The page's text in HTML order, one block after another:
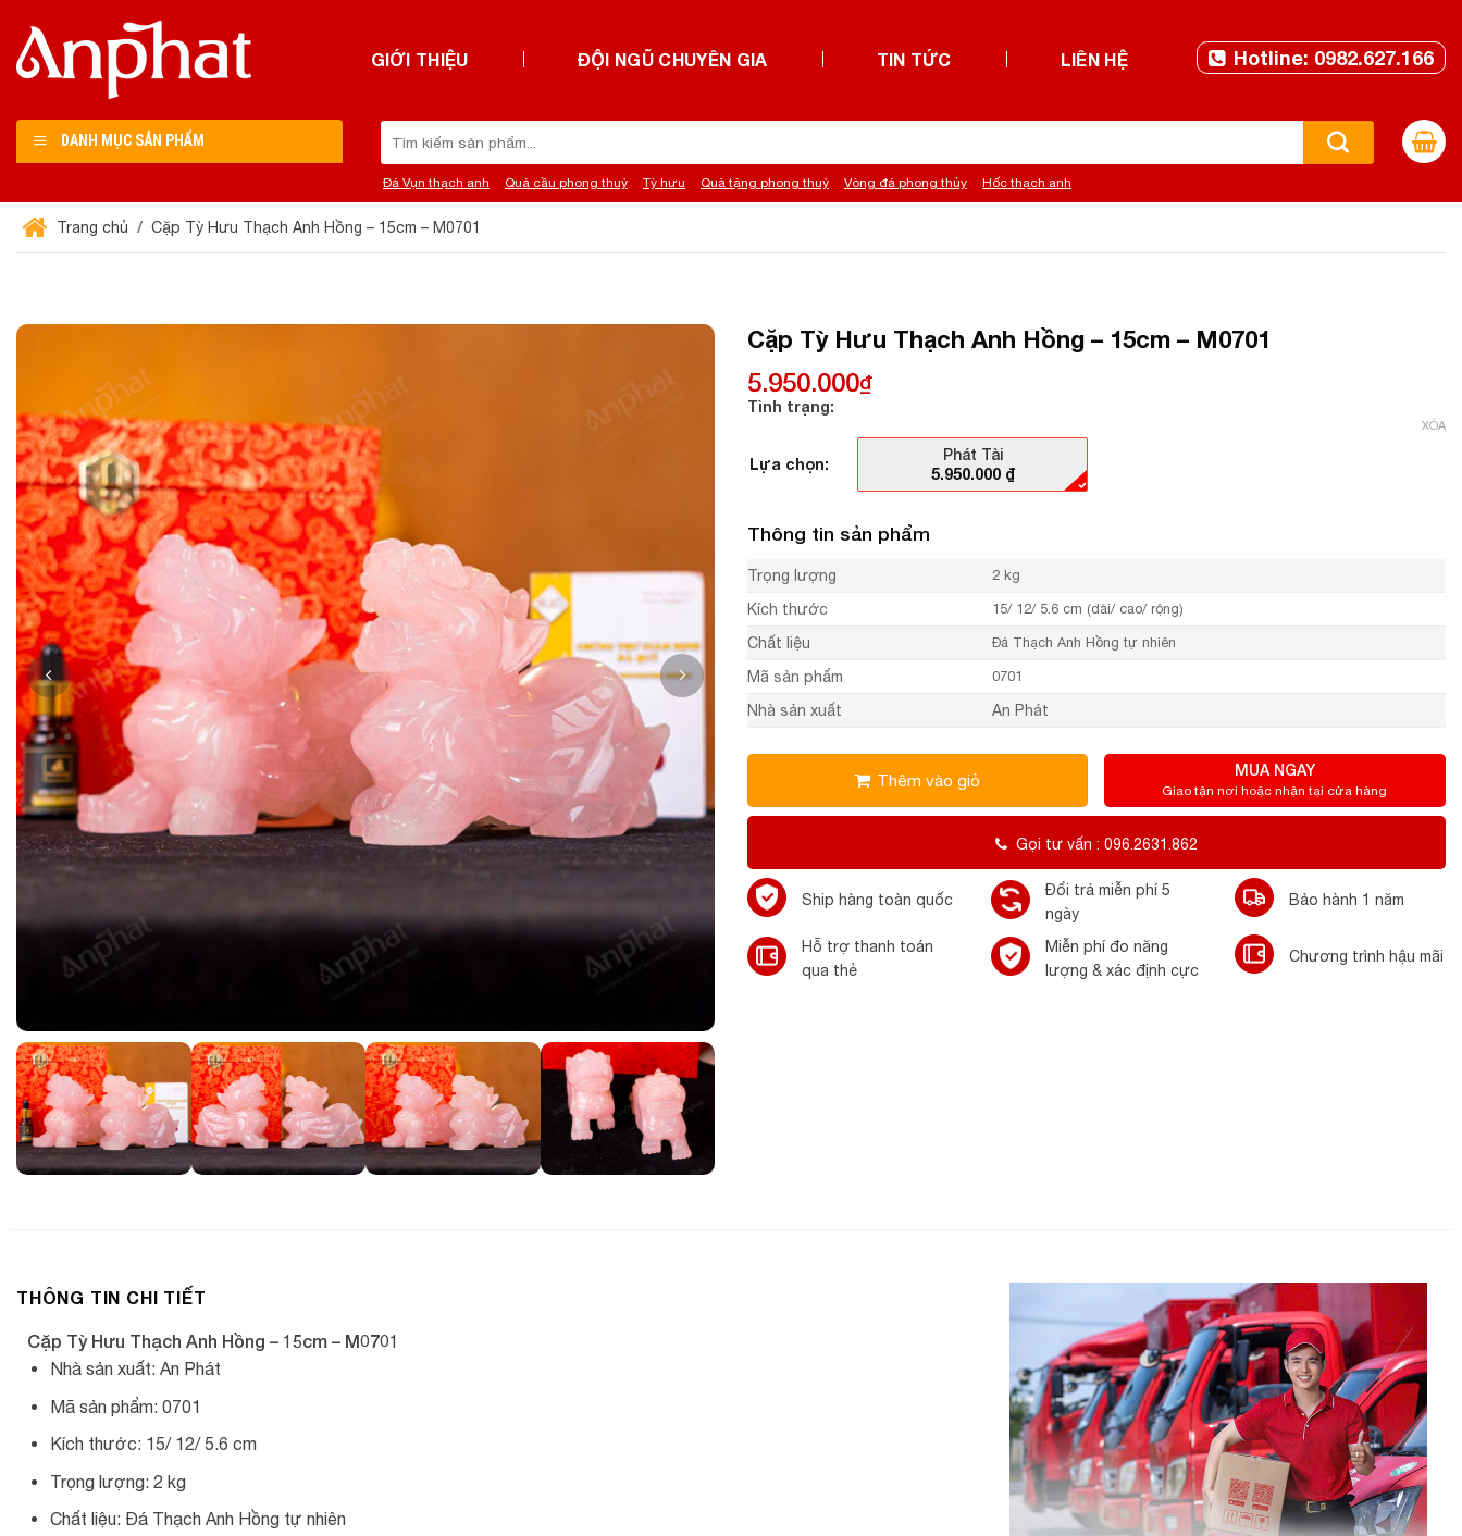
đến
nội
GIỚI THIỆU ĐỘI NGŨ CHUYÊN GIA TIN TỨC LIÊN HỆ Hotline: 0982.627.166
DANH MỤC SẢN PHẨM
kiếm:
Đá Vụn thạch anh Quả cầu phong thuỷ Tỳ hưu Quà tặng phong thuỷ Vòng đá phong thủy Hốc thạch anh
Trang chủ Cặp Tỳ Hưu Thạch Anh Hồng – 15cm – M0701
Cặp Tỳ Hưu Thạch Anh Hồng – 15cm – M0701
5.950.000₫
Tình trạng:
Lựa chọn:
Phát Tài
5.950.000 ₫
XÓA
Thông tin sản phẩm
Trọng lượng 2 kg
Kích thước 15/ 12/ 5.6 cm (dài/ cao/ rộng)
Chất liệu Đá Thạch Anh Hồng tự nhiên
Mã sản phẩm 0701
Nhà sản xuất An Phát
Thêm vào giỏ MUA NGAY
Giao tận nơi hoặc nhận tại cửa hàng
Gọi tư vấn : 096.2631.862
Ship hàng toàn quốc
Đổi trả miễn phí 5
ngày
Bảo hành 1 năm
Hỗ trợ thanh toán
qua thẻ
Miễn phí đo năng
lượng & xác định cực
Chương trình hậu mãi
THÔNG TIN CHI TIẾT
Cặp Tỳ Hưu Thạch Anh Hồng – 15cm – M0701
Nhà sản xuất: An Phát
Mã sản phẩm: 0701
Kích thước: 15/ 12/ 5.6 cm
Trọng lượng: 2 kg
Chất liệu: Đá Thạch Anh Hồng tự nhiên